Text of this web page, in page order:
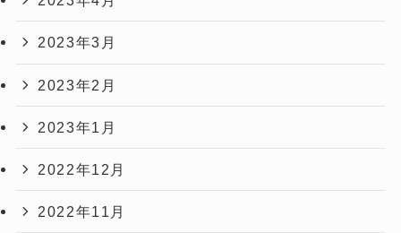
2023年3月
2023年2月
2023年1月
2022年12月
2022年11月